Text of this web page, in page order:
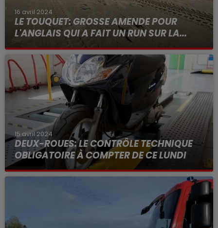
16 avril 2024
LE TOUQUET: GROSSE AMENDE POUR
L'ANGLAIS QUI A FAIT UN RUN SUR LA...
15 avril 2024
DEUX-ROUES: LE CONTRÔLE TECHNIQUE
OBLIGATOIRE À COMPTER DE CE LUNDI